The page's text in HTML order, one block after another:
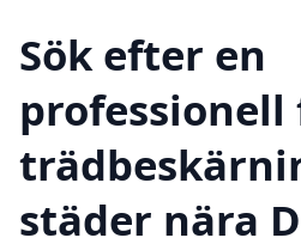
Sök efter en
professionell
städer nära